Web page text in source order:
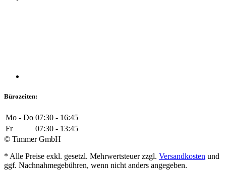
Bürozeiten:
Mo - Do 07:30 - 16:45
Fr
07:30 - 13:45
© Timmer GmbH
* Alle Preise exkl. gesetzl. Mehrwertsteuer zzgl. Versandkosten und
ggf. Nachnahmegebühren, wenn nicht anders angegeben.